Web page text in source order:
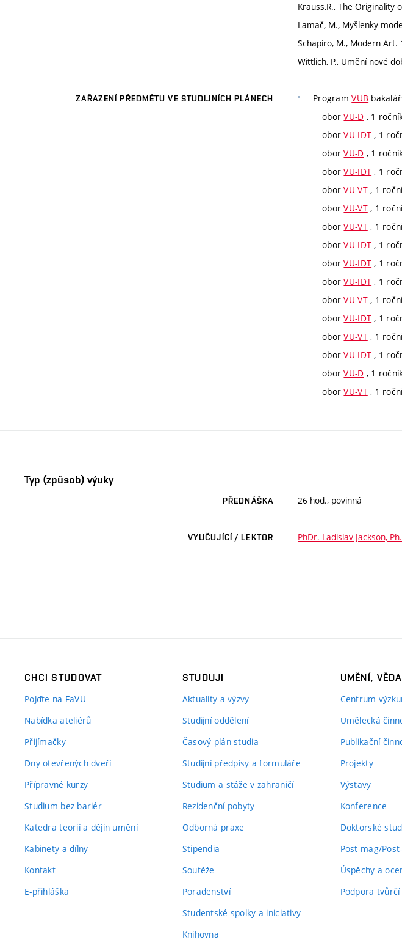
Krauss,R., The Originality
Lamač, M., Myšlenky
Schapiro, M., Modern Art.
Wittlich, P., Umění nové
ZAŘAZENÍ PŘEDMĚTU VE STUDIJNÍCH PLÁNECH ProgramVUB
oborVU-D , 1
oborVU-IDT , 1
oborVU-D , 1
oborVU-IDT , 1
oborVU-VT, 1
oborVU-VT, 1
oborVU-VT, 1
oborVU-IDT , 1
oborVU-IDT , 1
oborVU-IDT , 1
oborVU-VT, 1
oborVU-IDT , 1
oborVU-VT, 1
oborVU-IDT , 1
oborVU-D , 1
oborVU-VT, 1
Typ (způsob) výuky
PŘEDNÁŠKA 26 hod., povinná
VYUČUJÍCÍ / LEKTOR PhDr. Ladislav Jackson,
CHCI STUDOVAT
Pojďte na FaVU
Nabídka ateliérů
Přijímačky
Dny otevřených dveří
Přípravné kurzy
Studium bez bariér
Katedra teorií a dějin umění
Kabinety a dílny
Kontakt
E-přihláška
STUDUJI
Aktuality a výzvy
Studijní oddělení
Časový plán studia
Studijní předpisy a formuláře
Studium a stáže v zahraničí
Rezidenční pobyty
Odborná praxe
Stipendia
Soutěže
Poradenství
Studentské spolky a iniciativy
Knihovna
UMĚNÍ,
Centrum
Umělecká
Publikační
Projekty
Výstavy
Konference
Doktorské
Post-mag/
Úspěchy a
Podpora